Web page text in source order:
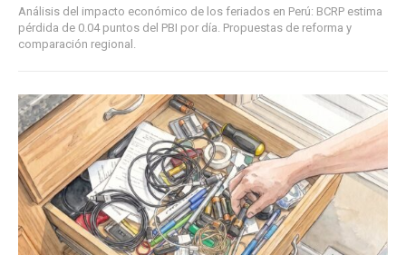
Análisis del impacto económico de los feriados en Perú: BCRP estima
pérdida de 0.04 puntos del PBI por día. Propuestas de reforma y
comparación regional.